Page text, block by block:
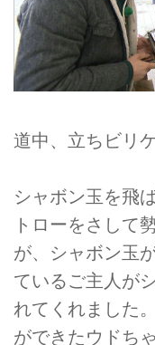
道中、立ちビリ
シャボン玉を飛
トローをさして
が、シャボン玉
ているご主人が
れてくれました
ができたウドち